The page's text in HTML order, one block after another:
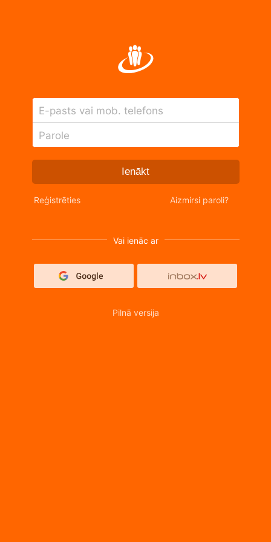
E-pasts vai mob. telefons
Parole
Ienākt
Reģistrēties Aizmirsi paroli?
Vai ienāc ar
Pilnā versija